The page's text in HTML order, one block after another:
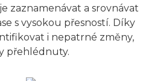
zaznamenávat a srovnávat
s vysokou přesností. Díky
i nepatrné změny,
přehlédnuty.